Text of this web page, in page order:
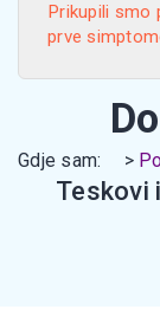
Prikupili smo
prve
Gdje sam:
Teskovi